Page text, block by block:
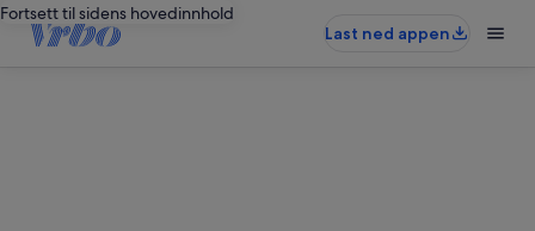
Fortsett til sidens hovedinnhold
Last ned appen